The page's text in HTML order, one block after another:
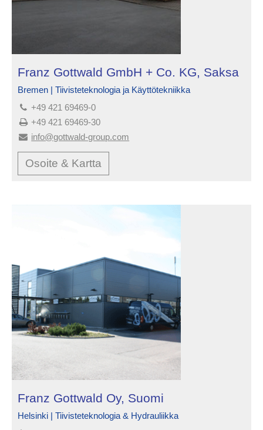
Franz Gottwald GmbH + Co. KG, Saksa
Bremen | Tiivisteteknologia ja Käyttötekniikka
+49 421 69469-0
+49 421 69469-30
info@gottwald-group.com
Osoite & Kartta
Franz Gottwald Oy, Suomi
Helsinki | Tiivisteteknologia & Hydrauliikka